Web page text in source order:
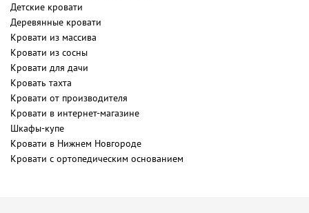
Детские кровати
Деревянные кровати
Кровати из массива
Кровати из сосны
Кровати для дачи
Кровать тахта
Кровати от производителя
Кровати в интернет-магазине
Шкафы-купе
Кровати в Нижнем Новгороде
Кровати с ортопедическим основанием